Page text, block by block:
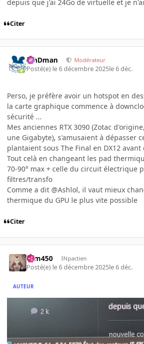
depuis que j'ai 24Go de virtuelle et je
Citer
RinDman Modérateur
Posté(e) le 6 décembre 2025le 6 déc.
Perso, je préfère avoir un hotspot en
la carte graphique commence à
sécurité ...
Mes anciennes RTX 3090 (Zotac
une Gigabyte), s'amusaient à dépasser
plantaient sous The Final en DX12
Tout celà en changeant les pad
70-90° max + celle du circuit électrique
filtres/transfo
Comme a dit @Ashlol, il vaut mieux
thermique du GPU le plus vite possible
Citer
sam450 INpactien
Posté(e) le 6 décembre 2025le 6 déc.
AUTEUR